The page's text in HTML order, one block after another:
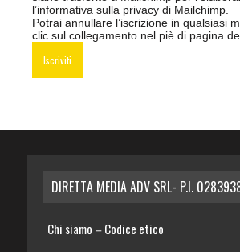
l’informativa sulla privacy di Mailchimp
Potrai annullare l’iscrizione in qualsiasi
clic sul collegamento nel piè di pagina
DIRETTA MEDIA ADV SRL- P.I.
Chi siamo – Codice etico